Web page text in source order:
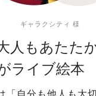
ギャラクシティ 様
人もあたた
ライブ絵本